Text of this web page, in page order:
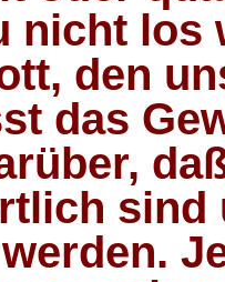
nicht los
den
das
sind